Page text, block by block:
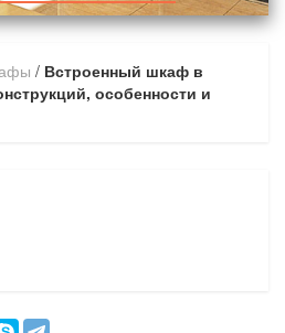
/ Встроенный шкаф в
особенности и